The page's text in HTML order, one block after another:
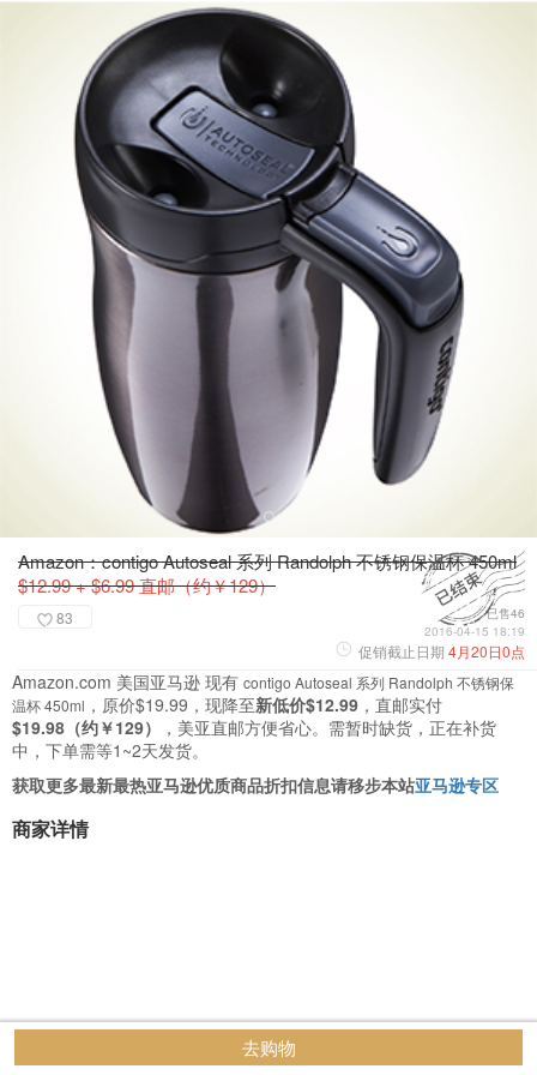
Amazon：contigo Autoseal 系列 Randolph 不锈钢保温杯 450ml
$12.99 + $6.99 直邮（约￥129）
83
已售46
2016-04-15 18:19
促销截止日期 4月20日0点
Amazon.com 美国亚马逊 现有 contigo Autoseal 系列 Randolph 不锈钢保
温杯 450ml ，原价$19.99，现降至新低价$12.99 ，直邮实付
$19.98（约￥129）
，美亚直邮方便省心。需暂时缺货，正在补货
中，下单需等1~2天发货。
获取更多最新最热亚马逊优质商品折扣信息请移步本站亚马逊专区
商家详情
去购物